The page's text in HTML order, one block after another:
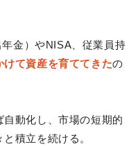
金）やNISA、従業員持
けて資産を育ててきたの
動化し、市場の短期的
積立を続ける。